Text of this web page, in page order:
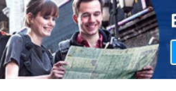
SHARE TWEET